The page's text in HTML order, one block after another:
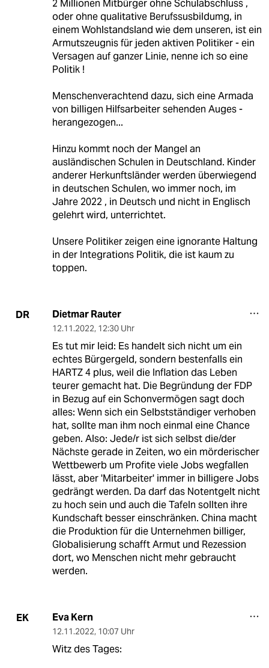
2 Millionen Mitbürger ohne Schulabschluss ,
oder ohne qualitative Berufssusbildumg, in
einem Wohlstandsland wie dem unseren, ist ein
Armutszeugnis für jeden aktiven Politiker - ein
Versagen auf ganzer Linie, nenne ich so eine
Politik !
Menschenverachtend dazu, sich eine Armada
von billigen Hilfsarbeiter sehenden Auges -
herangezogen...
Hinzu kommt noch der Mangel an
ausländischen Schulen in Deutschland. Kinder
anderer Herkunftsländer werden überwiegend
in deutschen Schulen, wo immer noch, im
Jahre 2022 , in Deutsch und nicht in Englisch
gelehrt wird, unterrichtet.
Unsere Politiker zeigen eine ignorante Haltung
in der Integrations Politik, die ist kaum zu
toppen.
DR Dietmar Rauter
12.11.2022, 12:30 Uhr
Es tut mir leid: Es handelt sich nicht um ein
echtes Bürgergeld, sondern bestenfalls ein
HARTZ 4 plus, weil die Inflation das Leben
teurer gemacht hat. Die Begründung der FDP
in Bezug auf ein Schonvermögen sagt doch
alles: Wenn sich ein Selbstständiger verhoben
hat, sollte man ihm noch einmal eine Chance
geben. Also: Jede/r ist sich selbst die/der
Nächste gerade in Zeiten, wo ein mörderischer
Wettbewerb um Profite viele Jobs wegfallen
lässt, aber 'Mitarbeiter' immer in billigere Jobs
gedrängt werden. Da darf das Notentgelt nicht
zu hoch sein und auch die Tafeln sollten ihre
Kundschaft besser einschränken. China macht
die Produktion für die Unternehmen billiger,
Globalisierung schafft Armut und Rezession
dort, wo Menschen nicht mehr gebraucht
werden.
EK Eva Kern
12.11.2022, 10:07 Uhr
Witz des Tages: